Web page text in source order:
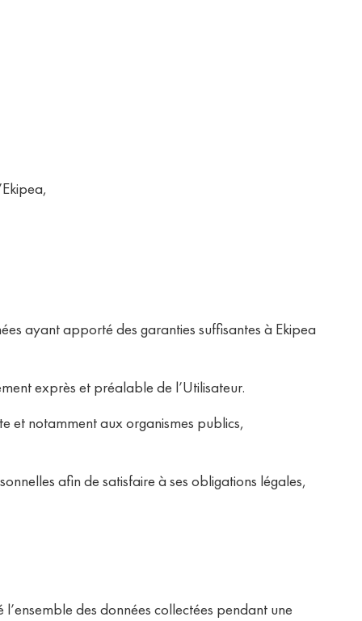
ayant apporté des garanties suffisantes à Ekipea
exprès et préalable de l’Utilisateur.
et notamment aux organismes publics,
afin de satisfaire à ses obligations légales,
des données collectées pendant une